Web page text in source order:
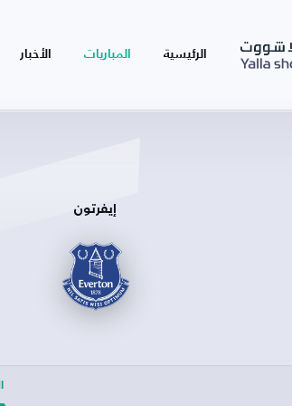
الرئيسية المباريات الأخبار
إيفرتون